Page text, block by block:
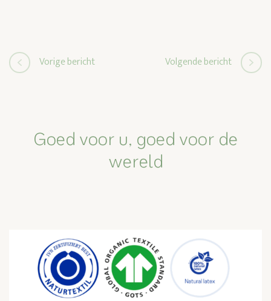
Bericht
Vorige bericht Volgende bericht
Goed voor u, goed voor de
wereld